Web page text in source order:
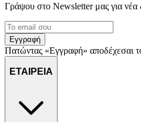
Γράψου στο Νewsletter μας για
Εγγραφή
Πατώντας «Εγγραφή» αποδέχεσαι
ΕΤΑΙΡΕΙΑ